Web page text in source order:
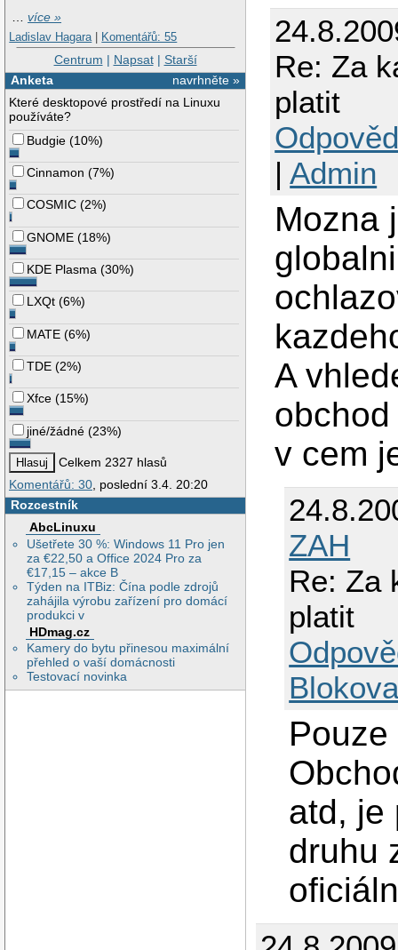
…více »
Ladislav Hagara | Komentářů: 55
Centrum | Napsat| Starší
navrhněte »
Anketa
Které desktopové prostředí na Linuxu
používáte?
Budgie (10%)
Cinnamon (7%)
COSMIC (2%)
GNOME (18%)
KDE Plasma (30%)
LXQt (6%)
MATE (6%)
TDE (2%)
Xfce (15%)
jiné/žádné (23%)
Celkem 2327 hlasů
Komentářů: 30, poslední 3.4. 20:20
Rozcestník
AbcLinuxu
Ušetřete 30 %: Windows 11 Pro jen
za €22,50 a Office 2024 Pro za
€17,15 – akce B
Týden na ITBiz: Čína podle zdrojů
zahájila výrobu zařízení pro domácí
produkci v
HDmag.cz
Kamery do bytu přinesou maximální
přehled o vaší domácnosti
Testovací novinka
Re: Za
platit
|Admin
Mozna
A
v cem
ZAH
Re: Za
platit
atd, je
druhu